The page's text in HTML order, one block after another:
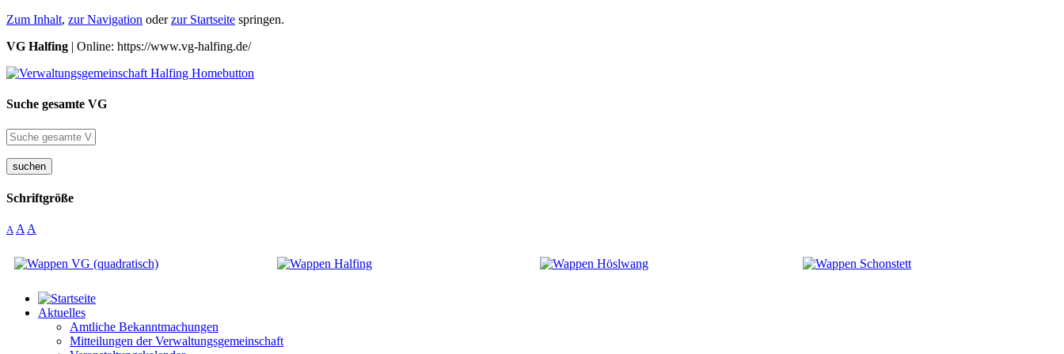
Zum Inhalt, zur Navigation oderzur Startseite springen.
VG Halfing | Online: https://www.vg-halfing.de/
Suche gesamte VG
suchen
Schriftgröße
A A A
Aktuelles
Amtliche Bekanntmachungen
Mitteilungen der Verwaltungsgemeinschaft